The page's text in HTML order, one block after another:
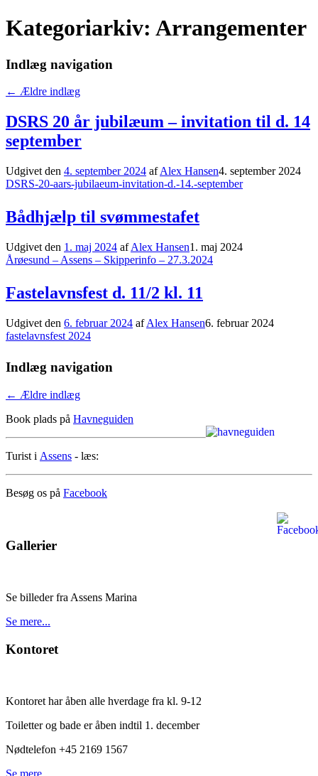
Kategoriarkiv: Arrangementer
Indlæg navigation
← Ældre indlæg
DSRS 20 år jubilæum – invitation til d. 14
september
Udgivet den 4. september 2024 afAlex Hansen4. september 2024
DSRS-20-aars-jubilaeum-invitation-d.-14.-september
Bådhjælp til svømmestafet
Udgivet den 1. maj 2024 afAlex Hansen1. maj 2024
Årøesund – Assens – Skipperinfo – 27.3.2024
Fastelavnsfest d. 11/2 kl. 11
Udgivet den 6. februar 2024 afAlex Hansen6. februar 2024
fastelavnsfest 2024
Indlæg navigation
← Ældre indlæg
Book plads på Havneguiden
Turist i Assens - læs:
Besøg os på Facebook
Gallerier
Se billeder fra Assens Marina
Se mere...
Kontoret
Kontoret har åben alle hverdage fra kl. 9-12
Toiletter og bade er åben indtil 1. december
Nødtelefon +45 2169 1567
Se mere...